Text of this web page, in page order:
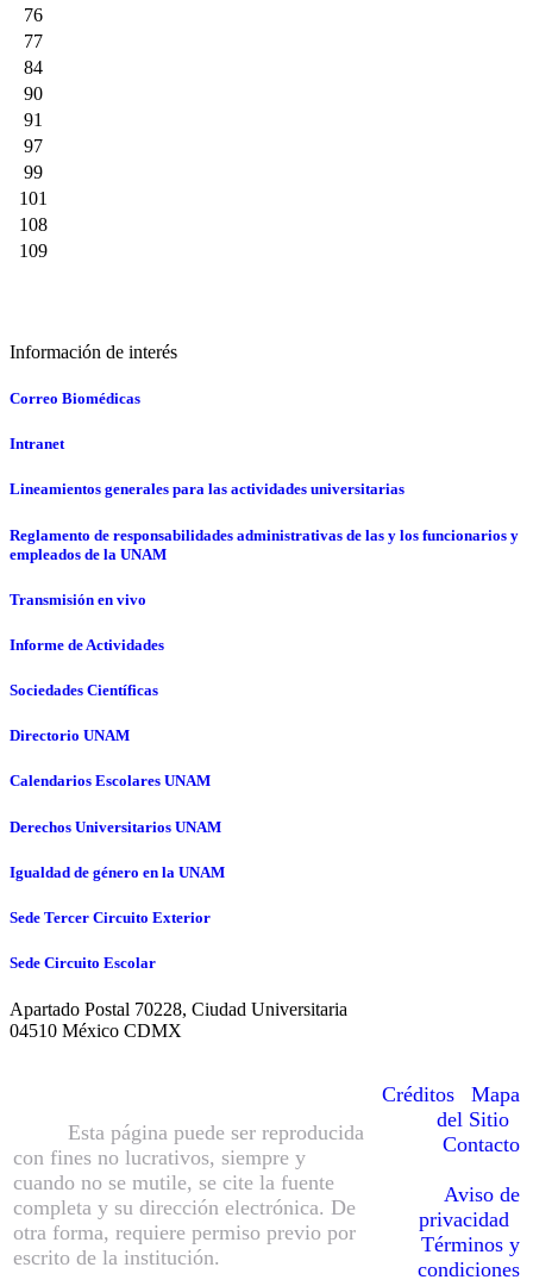
76
77
84
90
91
97
99
101
108
109
Información de interés
Correo Biomédicas
Intranet
Lineamientos generales para las actividades universitarias
Reglamento de responsabilidades administrativas de las y los funcionarios y
empleados de la UNAM
Transmisión en vivo
Informe de Actividades
Sociedades Científicas
Directorio UNAM
Calendarios Escolares UNAM
Derechos Universitarios UNAM
Igualdad de género en la UNAM
Sede Tercer Circuito Exterior
Sede Circuito Escolar
Apartado Postal 70228, Ciudad Universitaria
04510 México CDMX
Esta página puede ser reproducida
con fines no lucrativos, siempre y
cuando no se mutile, se cite la fuente
completa y su dirección electrónica. De
otra forma, requiere permiso previo por
escrito de la institución.
Créditos
Mapa
del Sitio
Contacto
Aviso de
privacidad
Términos y
condiciones